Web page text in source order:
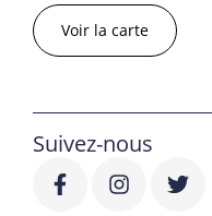
Voir la carte
Suivez-nous